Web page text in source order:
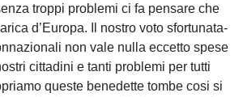
troppi problemi ci fa pensare che
d’Europa. Il nostro voto sfortunata-
non vale nulla eccetto spese
cittadini e tanti problemi per tutti
queste benedette tombe cosi si